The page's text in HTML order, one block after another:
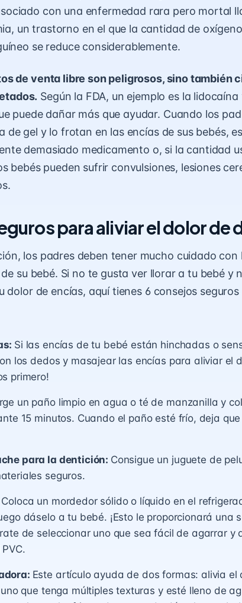
con una enfermedad rara pero mortal
un trastorno en el que la cantidad de
se reduce considerablemente.
de venta libre son peligrosos, sino también
Según la FDA, un ejemplo es la
puede dañar más que ayudar. Cuando los
de gel y lo frotan en las encías de sus bebés,
demasiado medicamento o, si la cantidad
bebés pueden sufrir convulsiones, lesiones
para aliviar el dolor de
los padres deben tener mucho cuidado con
su bebé. Si no te gusta ver llorar a tu bebé y
dolor de encías, aquí tienes 6 consejos seguros
Si las encías de tu bebé están hinchadas o
los dedos y masajear las encías para aliviar el
primero!
un paño limpio en agua o té de manzanilla y
15 minutos. Cuando el paño esté frío, deja
para la dentición: Consigue un juguete de
seguros.
Coloca un mordedor sólido o líquido en el
dáselo a tu bebé. ¡Esto le proporcionará una
de seleccionar uno que sea fácil de agarrar y
Este artículo ayuda de dos formas: alivia el
que tenga múltiples texturas y esté lleno de